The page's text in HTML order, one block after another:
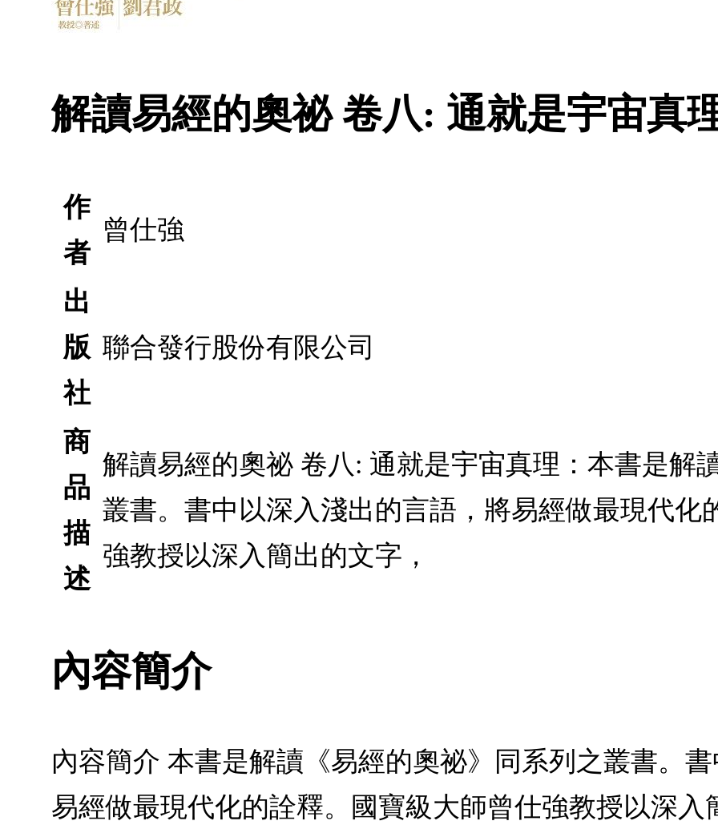
解讀易經的奧祕 卷八: 通就是宇宙真
作
者
曾仕強
出
版
社
聯合發行股份有限公司
商
品
描
述
解讀易經的奧祕 卷八: 通就是宇宙真理：本書是解
叢書。書中以深入淺出的言語，將易經做最現代化
強教授以深入簡出的文字，
內容簡介
內容簡介 本書是解讀《易經的奧祕》同系列之叢書。
易經做最現代化的詮釋。國寶級大師曾仕強教授以深